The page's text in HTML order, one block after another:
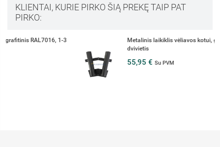
KLIENTAI, KURIE PIRKO ŠIĄ PREKĘ TAIP PAT
PIRKO:
Metalinis laikiklis vėliavos kotui, grafitinis RAL7016,
55,95 €Su PVM